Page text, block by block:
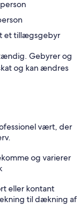
et tillægsgebyr
Gebyrer og
og kan ændres
vært, der
og varierer
eller kontant
til dækning af